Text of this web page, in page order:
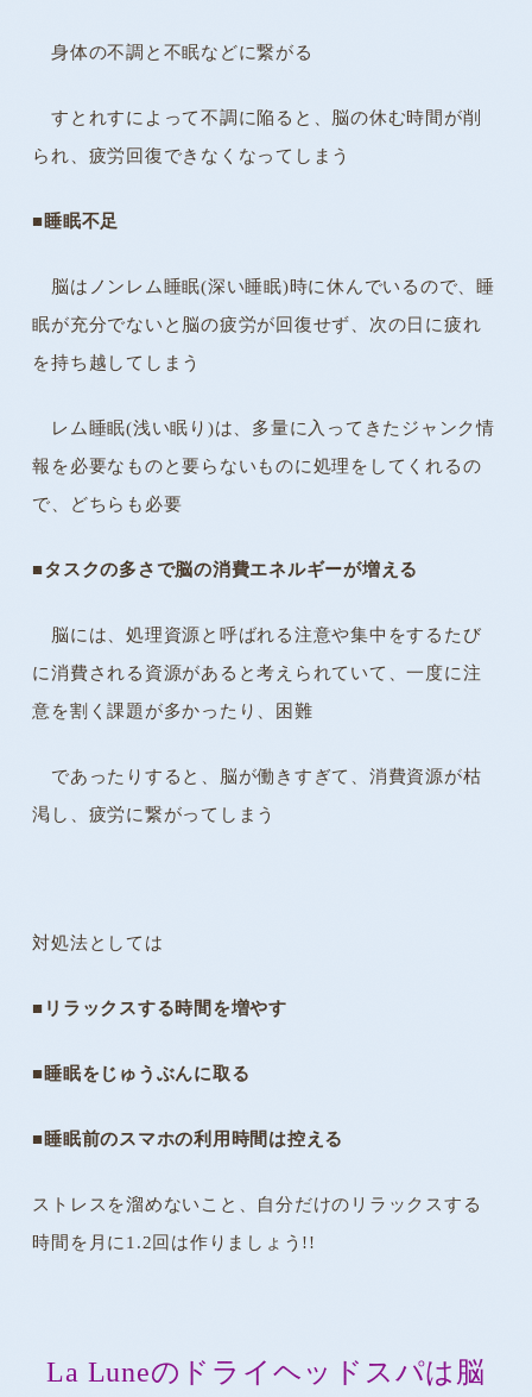
身体の不調と不眠などに繋がる
すとれすによって不調に陥ると、脳の休む時間が削
られ、疲労回復できなくなってしまう
■睡眠不足
脳はノンレム睡眠(深い睡眠)時に休んでいるので、睡
眠が充分でないと脳の疲労が回復せず、次の日に疲れ
を持ち越してしまう
レム睡眠(浅い眠り)は、多量に入ってきたジャンク情
報を必要なものと要らないものに処理をしてくれるの
で、どちらも必要
■タスクの多さで脳の消費エネルギーが増える
脳には、処理資源と呼ばれる注意や集中をするたび
に消費される資源があると考えられていて、一度に注
意を割く課題が多かったり、困難
であったりすると、脳が働きすぎて、消費資源が枯
渇し、疲労に繋がってしまう
対処法としては
■ リラックスする時間を増やす
■睡眠をじゅうぶんに取る
■睡眠前のスマホの利用時間は控える
ストレスを溜めないこと、自分だけのリラックスする
時間を月に1.2回は作りましょう!!
La Luneのドライヘッドスパは脳